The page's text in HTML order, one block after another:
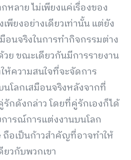
หลาย ไม่เพียงแค่เรื่องของ
พียงอย่างเดียวเท่านั้น แต่ยัง
อนจริงในการทำกิจกรรมต่าง
ย ขณะเดียวกันมีการรายงาน
ห้ความสนใจที่จะจัดการ
โลกเสมือนจริงหลังจากที่
รักดังกล่าว โดยที่คู่รักเองก็ได้
ารณ์การแต่งงานบนโลก
ถือเป็นก้าวสำคัญที่อาจทำให้
วกับพวกเขา